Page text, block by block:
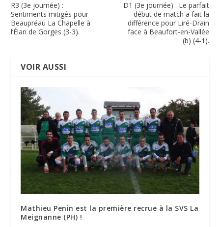
R3 (3e journée) :
Sentiments mitigés pour
Beaupréau La Chapelle à
l’Élan de Gorges (3-3).
D1 (3e journée) : Le parfait
début de match a fait la
différence pour Liré-Drain
face à Beaufort-en-Vallée
(b) (4-1).
VOIR AUSSI
Mathieu Penin est la première recrue à la SVS La
Meignanne (PH) !